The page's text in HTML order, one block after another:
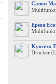
Canon
Epson
Kyocera
Drucker